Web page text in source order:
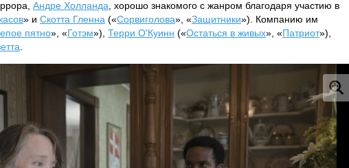
Андре Холланда , хорошо знакомого с жанром благодаря участию в
» и Скотта Гленна («Сорвиголова», «Защитники»). Компанию им
пятно», «Готэм»), Терри О'Куинн («Остаться в живых», «Патриот»),